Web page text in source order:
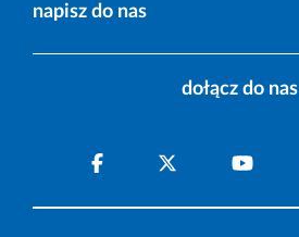
napisz do nas
dołącz do nas